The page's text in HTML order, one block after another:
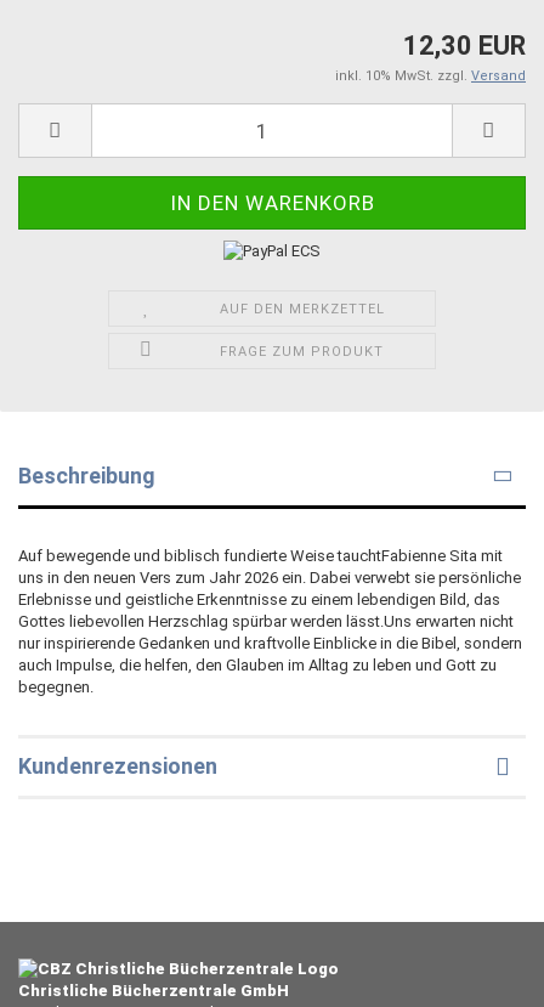
12,30 EUR
inkl. 10% MwSt. zzgl. Versand
AUF DEN MERKZETTEL
FRAGE ZUM PRODUKT
Beschreibung
Auf bewegende und biblisch fundierte Weise tauchtFabienne Sita mit
uns in den neuen Vers zum Jahr 2026 ein. Dabei verwebt sie persönliche
Erlebnisse und geistliche Erkenntnisse zu einem lebendigen Bild, das
Gottes liebevollen Herzschlag spürbar werden lässt.Uns erwarten nicht
nur inspirierende Gedanken und kraftvolle Einblicke in die Bibel, sondern
auch Impulse, die helfen, den Glauben im Alltag zu leben und Gott zu
begegnen.
Kundenrezensionen
Christliche Bücherzentrale GmbH